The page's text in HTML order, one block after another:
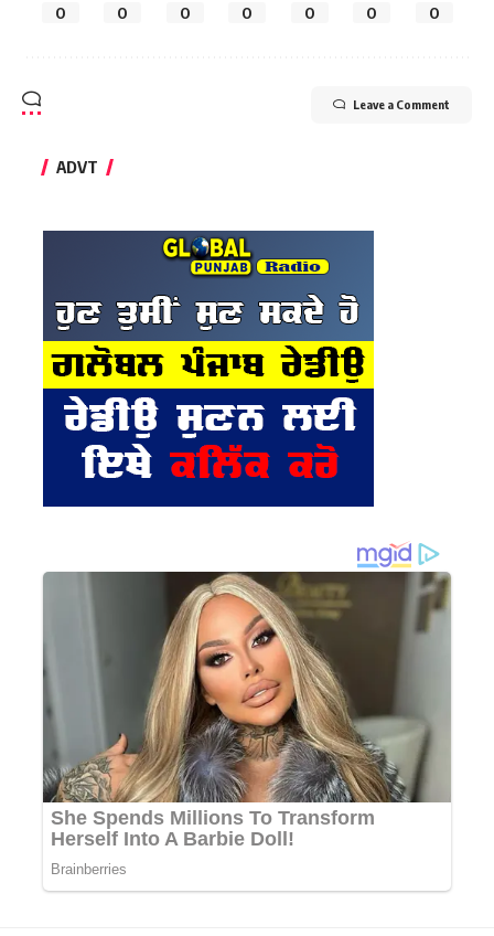
0 0 0 0 0 0 0
Leave a Comment
ADVT